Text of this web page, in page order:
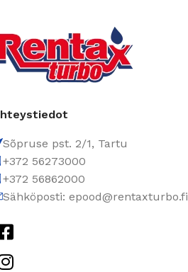
Sõpruse pst. 2/1, Tartu
+372 56273000
+372 56862000
Sähköposti: epood@rentaxturbo.fi